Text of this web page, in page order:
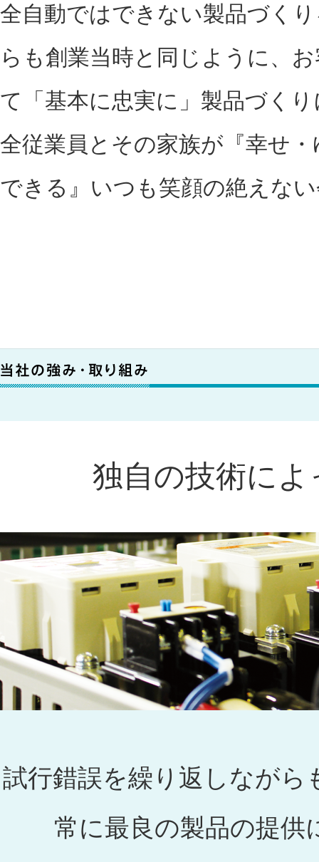
全自動ではできない製品づく
らも創業当時と同じように、
て「基本に忠実に」製品づく
全従業員とその家族が『幸せ
できる』いつも笑顔の絶えな
独自の技術に
試行錯誤を繰り返しながら
常に最良の製品の提供